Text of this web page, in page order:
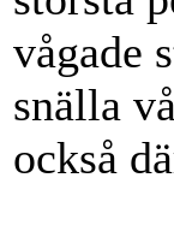
vågade
snälla
också